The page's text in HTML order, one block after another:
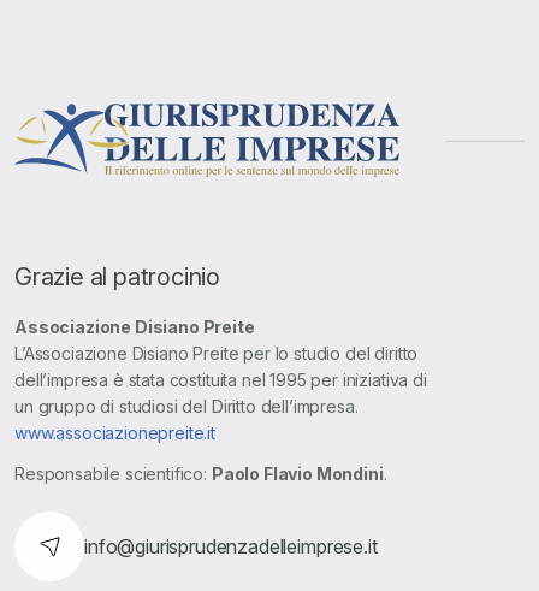
Grazie al patrocinio
Associazione Disiano Preite
L’Associazione Disiano Preite per lo studio del diritto
dell’impresa è stata costituita nel 1995 per iniziativa di
un gruppo di studiosi del Diritto dell’impresa.
www.associazionepreite.it
Responsabile scientifico: Paolo Flavio Mondini.
info@giurisprudenzadelleimprese.it